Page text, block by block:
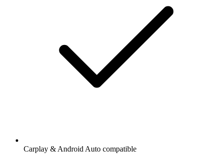
Carplay & Android Auto compatible